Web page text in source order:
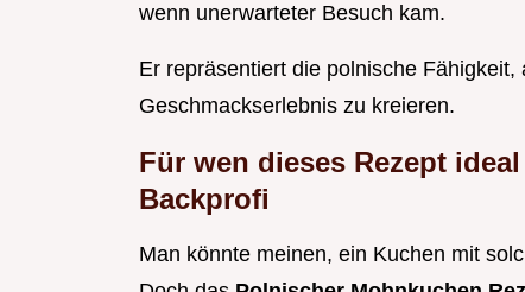
wenn unerwarteter Besuch kam.
Er repräsentiert die polnische
Geschmackserlebnis zu kreieren.
Für wen dieses Rezept
Backprofi
Man könnte meinen, ein Kuchen mit